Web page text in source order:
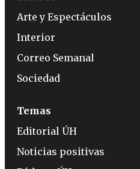
Arte y Espectáculos
Interior
Correo Semanal
Sociedad
Temas
Editorial ÚH
Noticias positivas